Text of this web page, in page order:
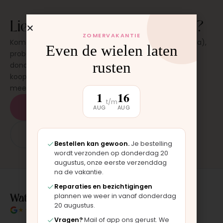
Liever eerst even zien en voelen?
Kom langs in onze werkplaats in Moordrecht (bij Gouda),
probeer de kinderwagen uit en stel al je vragen. Op
donderdag en zaterdag, op afspraak. Geen
koopverplichting. Bevalt hij? Dan neem je hem direct
mee.
Plan een bezichtiging
App: 06 - 2862 1330
Wat klanten over ons zeggen
★★★★★ 4.9/5 klantbeoordeling
ZOMERVAKANTIE
Even de wielen laten
rusten
1
AUG
t/m16
AUG
Bestellen kan gewoon. Je bestelling
wordt verzonden op donderdag 20
augustus, onze eerste verzenddag
na de vakantie.
Reparaties en bezichtigingen
plannen we weer in vanaf donderdag
20 augustus.
Vragen?Mail of app ons gerust. We